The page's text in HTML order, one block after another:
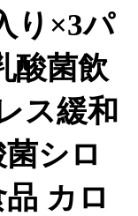
り×3パ
酸菌飲
ス緩和
シロ
カロ